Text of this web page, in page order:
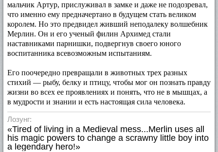
мальчик Артур, прислуживал в замке и даже не подозревал,
что именно ему предначертано в будущем стать великом
королем. Но это предвидел живший неподалеку волшебник
Мерлин. Он и его ученый филин Архимед стали
наставниками парнишки, подвергнув своего юного
воспитанника всевозможным испытаниям.
Его поочередно превращали в животных трех разных
стихий — рыбу, белку и птицу, чтобы мог он познать правду
жизни во всех ее проявлениях и понять, что не в мышцах, а
в мудрости и знании и есть настоящая сила человека.
Лозунг:
«Tired of living in a Medieval mess...Merlin uses all
his magic powers to change a scrawny little boy into
a legendary hero!»